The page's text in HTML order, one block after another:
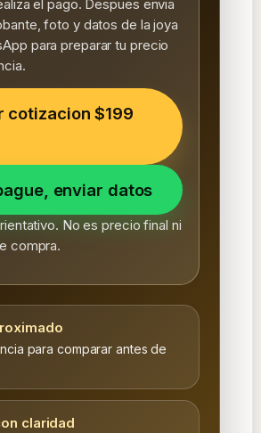
el pago. Despues envia
foto y datos de la joya
para preparar tu precio
cotizacion $199
enviar datos
No es precio final ni
compra.
para comparar antes de
claridad